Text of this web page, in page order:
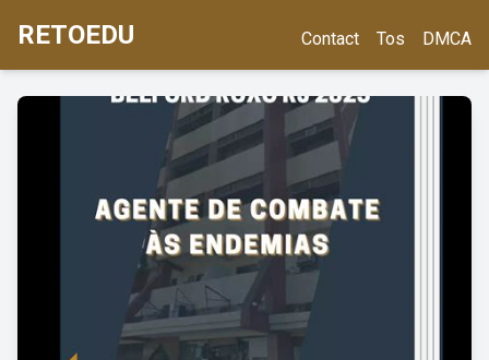
RETOEDU Contact Tos DMCA